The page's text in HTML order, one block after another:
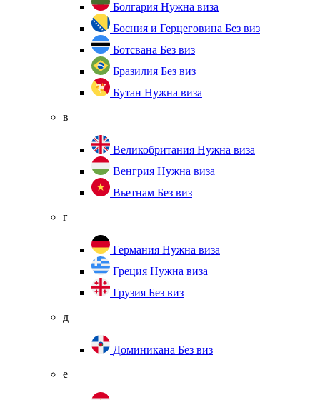
Болгария Нужна виза
Босния и Герцеговина Без виз
Ботсвана Без виз
Бразилия Без виз
Бутан Нужна виза
в
Великобритания Нужна виза
Венгрия Нужна виза
Вьетнам Без виз
г
Германия Нужна виза
Греция Нужна виза
Грузия Без виз
д
Доминикана Без виз
е